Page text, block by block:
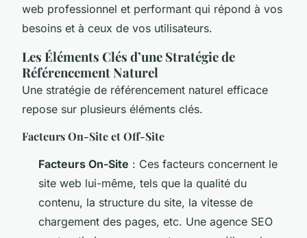
web professionnel et performant qui répond à vos
besoins et à ceux de vos utilisateurs.
Les Éléments Clés d’une Stratégie de
Référencement Naturel
Une stratégie de référencement naturel efficace
repose sur plusieurs éléments clés.
Facteurs On-Site et Off-Site
Facteurs On-Site : Ces facteurs concernent le
site web lui-même, tels que la qualité du
contenu, la structure du site, la vitesse de
chargement des pages, etc. Une agence SEO